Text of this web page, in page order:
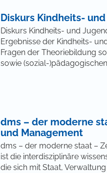
Diskurs Kindheits-
Diskurs Kindheits- und
Ergebnisse der Kindheits-
Fragen der Theoriebildung
sowie (sozial-
dms – der moderne
und Management
dms – der moderne staat –
ist die interdisziplinäre
die sich mit Staat,